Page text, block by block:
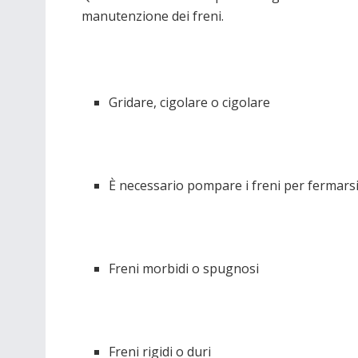
manutenzione dei freni.
Gridare, cigolare o cigolare
È necessario pompare i freni per
Freni morbidi o spugnosi
Freni rigidi o duri